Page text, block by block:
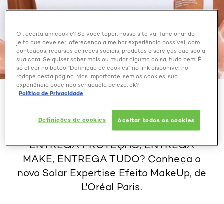
NOVO SOLAR EXPERTISE
EFEITO MAKEUP
Já pensou em um único produto que
ENTREGA PROTEÇÃO, ENTREGA
MAKE, ENTREGA TUDO? Conheça o
novo Solar Expertise Efeito MakeUp, de
L'Oréal Paris.
Oi, aceita um cookie? Se você topar, nosso site vai funcionar do
jeito que deve ser, oferecendo a melhor experiência possível, com
conteúdos, recursos de redes sociais, produtos e serviços que são a
sua cara. Se quiser saber mais ou mudar alguma coisa, tudo bem. É
só clicar no botão “Definição de cookies” no link disponível no
rodapé desta página. Mas importante, sem os cookies, sua
experiência pode não ser aquela beleza, ok?
Política de Privacidade
Definições de cookies Aceitar todos os cookies